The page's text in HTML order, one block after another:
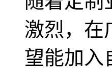
激烈，在
望能加入